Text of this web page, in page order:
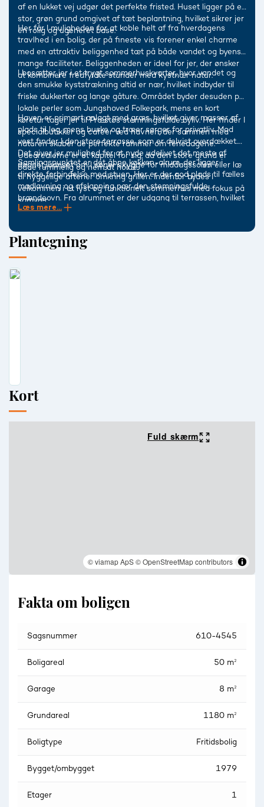
af en lukket vej udgør det perfekte fristed. Huset ligger på en
stor, grøn grund omgivet af tæt beplantning, hvilket sikrer jer
en rolig og ugeneret base.
Her får I muligheden for at koble helt af fra hverdagens
travlhed i en bolig, der på fineste vis forener enkel charme
med en attraktiv beliggenhed tæt på både vandet og byens
mange faciliteter. Beliggenheden er ideel for jer, der ønsker
at kombinere fredfyldte stunder med kystnær natur.
I bosætter jer i et trygt sommerhuskvarter, hvor vandet og
den smukke kyststrækning altid er nær, hvilket indbyder til
friske dukkerter og lange gåture. Området byder desuden på
lokale perler som Jungshoved Folkepark, mens en kort
køretur tager jer til Præstøs stemningsfulde byliv. Her finder I
specialbutikker og caféer ved havnen, der sammen med
naturen skaber de perfekte rammer om feriedagene.
Udearealerne er et kapitel for sig, da den store grund er
både rummelig og nem at holde.
Haven er primært anlagt med græs, hvilket giver masser af
plads til leg, mens buske og træer sørger for privatliv. Mod
vest finder I den store terrasse, som er delvist overdækket.
Det giver jer mulighed for at nyde udelivet det meste af
døgnet, uanset om I søger skygge for middagssolen eller læ
til hyggelige aftener omkring grillen. Indenfor bydes I
velkommen i et lyst og funktionelt sommerhus med fokus på
samvær.
Samlingspunktet er det åbne køkken-alrum, der ligger i
direkte forbindelse med stuen. Her er der god plads til fælles
madlavning og afslapning nær den stemningsfulde
brændeovn. Fra alrummet er der udgang til terrassen, hvilket
skaber en naturlig sammenhæng mellem inde og ude. Huset
badeværelse, hvilket fuldender jeres nye ferieparadis.
Læs mere...
Plantegning
Kort
Fuld skærm
© viamap ApS© OpenStreetMap contributors
Fakta om boligen
Sagsnummer 610-4545
Boligareal 50 m²
Garage 8 m²
Grundareal 1180 m²
Boligtype Fritidsbolig
Bygget/ombygget 1979
Etager 1